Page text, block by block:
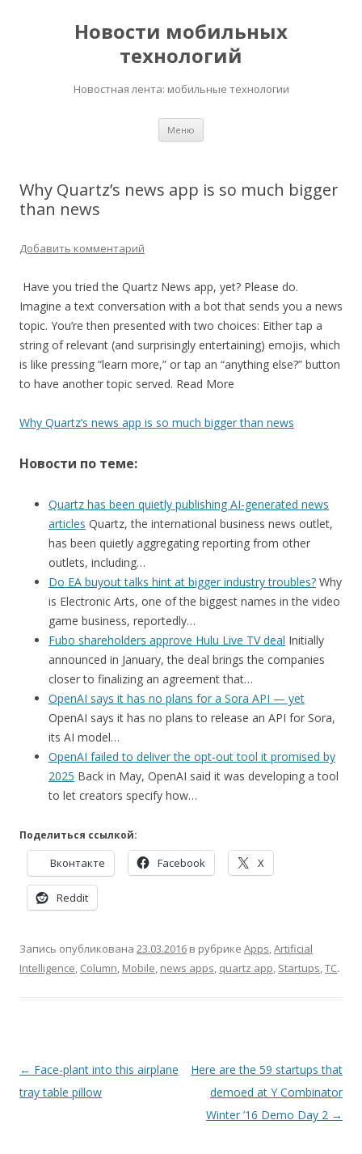
Новости мобильных
технологий
Новостная лента: мобильные технологии
Меню
Why Quartz’s news app is so much bigger
than news
Добавить комментарий
Have you tried the Quartz News app, yet? Please do.
Imagine a text conversation with a bot that sends you a news
topic. You’re then presented with two choices: Either tap a
string of relevant (and surprisingly entertaining) emojis, which
is like pressing “learn more,” or tap an “anything else?” button
to have another topic served. Read More
Why Quartz’s news app is so much bigger than news
Новости по теме:
Quartz has been quietly publishing AI-generated news
articles Quartz, the international business news outlet,
has been quietly aggregating reporting from other
outlets, including…
Do EA buyout talks hint at bigger industry troubles? Why
is Electronic Arts, one of the biggest names in the video
game business, reportedly…
Fubo shareholders approve Hulu Live TV deal Initially
announced in January, the deal brings the companies
closer to finalizing an agreement that…
OpenAI says it has no plans for a Sora API — yet
OpenAI says it has no plans to release an API for Sora,
its AI model…
OpenAI failed to deliver the opt-out tool it promised by
2025 Back in May, OpenAI said it was developing a tool
to let creators specify how…
Поделиться ссылкой:
Вконтакте Facebook X
Reddit
Запись опубликована 23.03.2016 в рубрике Apps,Artificial
Intelligence, Column, Mobile, news apps, quartz app, Startups,TC.
Навигация
по
← Face-plant into this airplane
tray table pillow
Here are the 59 startups that
demoed at Y Combinator
Winter ’16 Demo Day 2 →